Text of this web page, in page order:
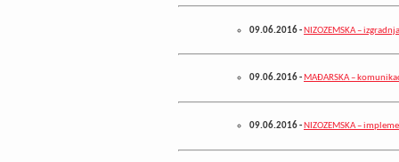
09.06.2016- NIZOZEMSKA –
09.06.2016-MAĐARSKA –
09.06.2016-NIZOZEMSKA –